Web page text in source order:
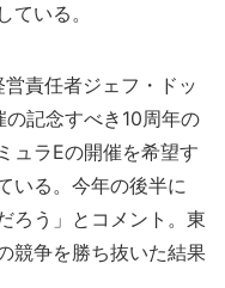
いる。
責任者ジェフ・ドッ
記念すべき10周年の
ュラEの開催を希望す
いる。今年の後半に
ろう」とコメント。東
競争を勝ち抜いた結果